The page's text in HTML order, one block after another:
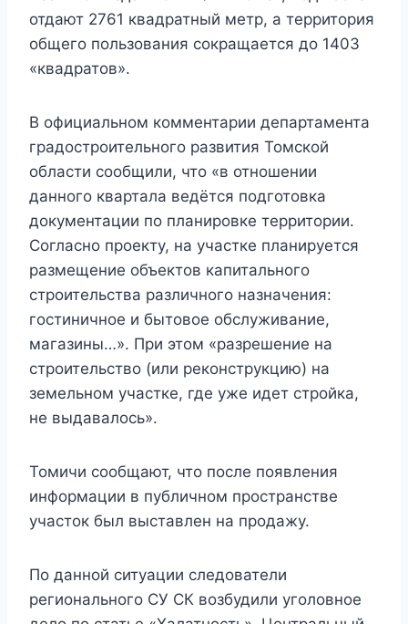
отдают 2761 квадратный метр, а территория
общего пользования сокращается до 1403
«квадратов».
В официальном комментарии департамента
градостроительного развития Томской
области сообщили, что «в отношении
данного квартала ведётся подготовка
документации по планировке территории.
Согласно проекту, на участке планируется
размещение объектов капитального
строительства различного назначения:
гостиничное и бытовое обслуживание,
магазины…». При этом «разрешение на
строительство (или реконструкцию) на
земельном участке, где уже идет стройка,
не выдавалось».
Томичи сообщают, что после появления
информации в публичном пространстве
участок был выставлен на продажу.
По данной ситуации следователи
регионального СУ СК возбудили уголовное